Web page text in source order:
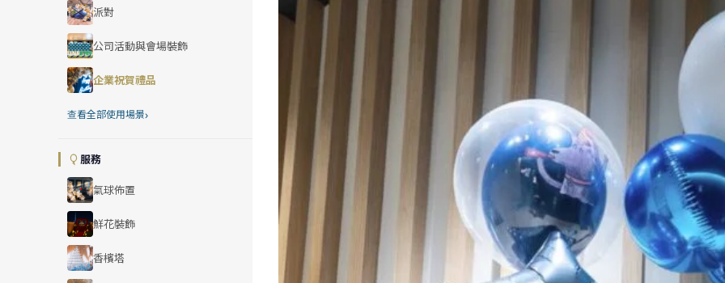
派對
公司活動與會場裝飾
企業祝賀禮品
查看全部使用場景›
服務
氣球佈置
鮮花裝飾
香檳塔